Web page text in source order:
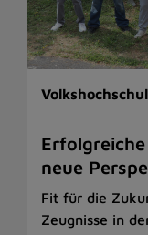
neue
Fit für die
Zeugnisse in